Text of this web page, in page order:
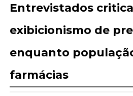
Entrevistados
exibicionismo de
enquanto
farmácias